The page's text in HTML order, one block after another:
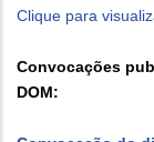
Clique para
Convocações
DOM: